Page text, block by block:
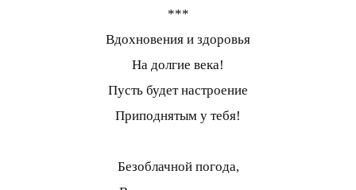
***
Вдохновения и здоровья
На долгие века!
Пусть будет настроение
Приподнятым у тебя!
Безоблачной погода,